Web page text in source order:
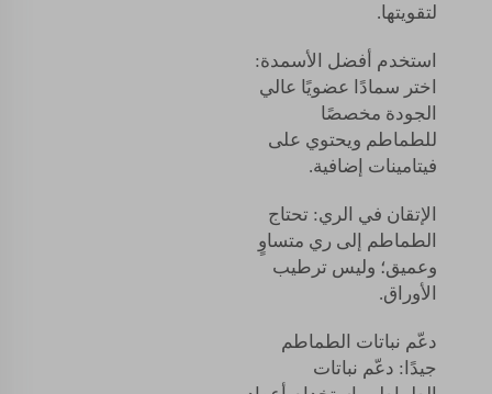
لتقويتها.
استخدم أفضل الأسمدة:
اختر سمادًا عضويًا عالي
الجودة مخصصًا
للطماطم ويحتوي على
فيتامينات إضافية.
الإتقان في الري: تحتاج
الطماطم إلى ري متساوٍ
وعميق؛ وليس ترطيب
الأوراق.
دعّم نباتات الطماطم
جيدًا: دعّم نباتات